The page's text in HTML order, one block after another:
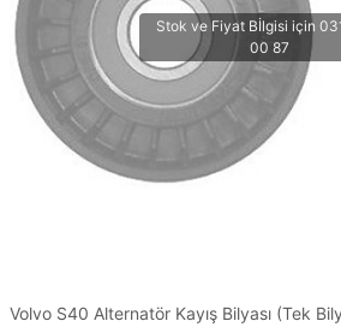
Volvo S40 Alternatör Kayış Bilyası (Tek